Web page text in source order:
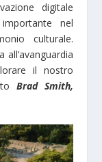
digitale
nel
culturale.
il nostro
Brad Smith,